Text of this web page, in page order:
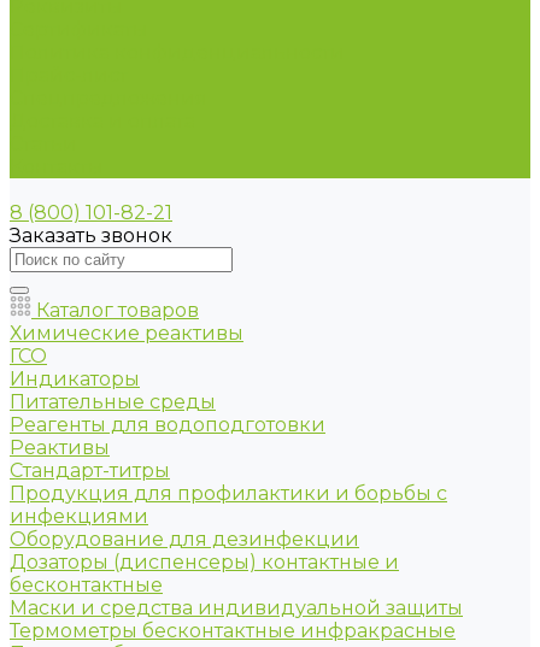
8 (800) 101-82-21
Заказать звонок
Каталог товаров
Химические реактивы
ГСО
Индикаторы
Питательные среды
Реагенты для водоподготовки
Реактивы
Стандарт-титры
Продукция для профилактики и борьбы с
инфекциями
Оборудование для дезинфекции
Дозаторы (диспенсеры) контактные и
бесконтактные
Маски и средства индивидуальной защиты
Термометры бесконтактные инфракрасные